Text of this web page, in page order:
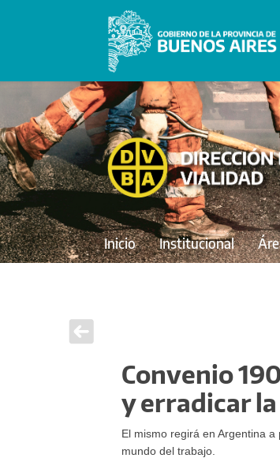
Inicio Institucional
Convenio
y erradicar
El mismo regirá en Argentina
mundo del trabajo.